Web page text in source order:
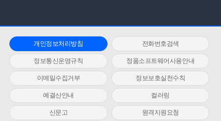
개인정보처리방침 전화번호검색
정보통신운영규칙 정품소프트웨어사용안내
이메일수집거부 정보보호실천수칙
예결산안내 컬러링
신문고 원격지원요청